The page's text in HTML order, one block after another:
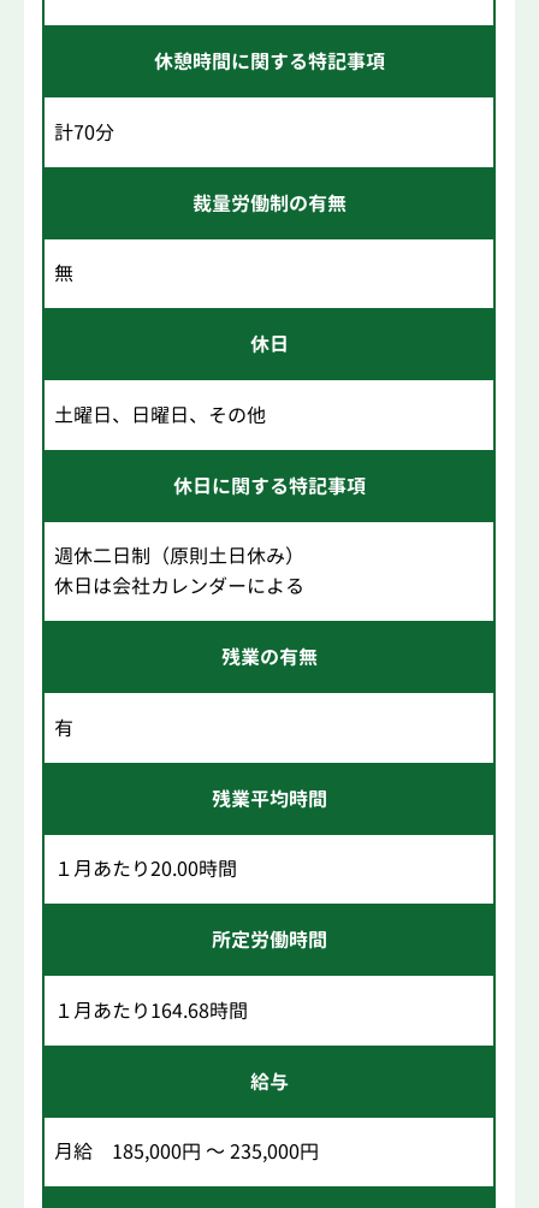
休憩時間に関する特記事項
計70分
裁量労働制の有無
無
休日
土曜日、日曜日、その他
休日に関する特記事項
週休二日制（原則土日休み）
休日は会社カレンダーによる
残業の有無
有
残業平均時間
１月あたり20.00時間
所定労働時間
１月あたり164.68時間
給与
月給 185,000円 ～ 235,000円